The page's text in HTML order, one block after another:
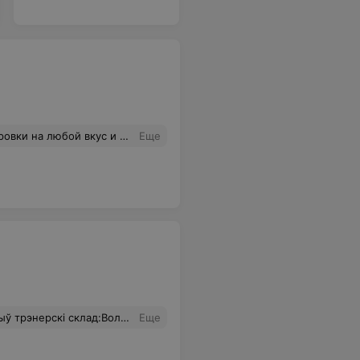
и по совместительству владелец студии. Еще
кірункаў і час іх правядўення-ёсць магчымасць падбіраць пад густ і магчымасці. Еще